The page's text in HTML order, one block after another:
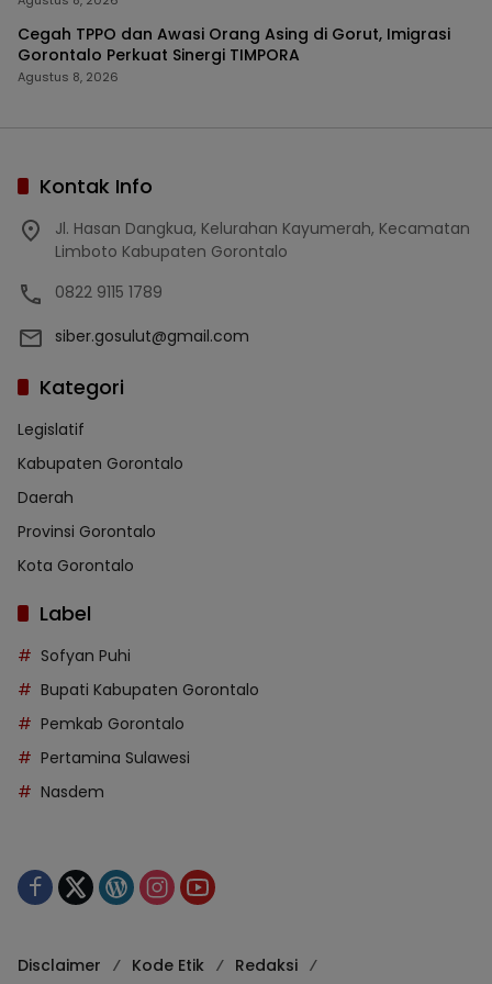
Cegah TPPO dan Awasi Orang Asing di Gorut, Imigrasi
Gorontalo Perkuat Sinergi TIMPORA
Agustus 8, 2026
Kontak Info
Jl. Hasan Dangkua, Kelurahan Kayumerah, Kecamatan
Limboto Kabupaten Gorontalo
0822 9115 1789
siber.gosulut@gmail.com
Kategori
Legislatif
Kabupaten Gorontalo
Daerah
Provinsi Gorontalo
Kota Gorontalo
Label
Sofyan Puhi
Bupati Kabupaten Gorontalo
Pemkab Gorontalo
Pertamina Sulawesi
Nasdem
Disclaimer Kode Etik
Redaksi